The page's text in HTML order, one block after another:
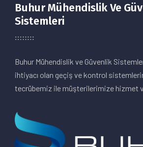
Buhur Mühendislik Ve
Sistemleri
Buhur Mühendislik ve Güvenlik
ihtiyacı olan geçiş ve kontrol
tecrübemiz ile müşterilerimize hizmet